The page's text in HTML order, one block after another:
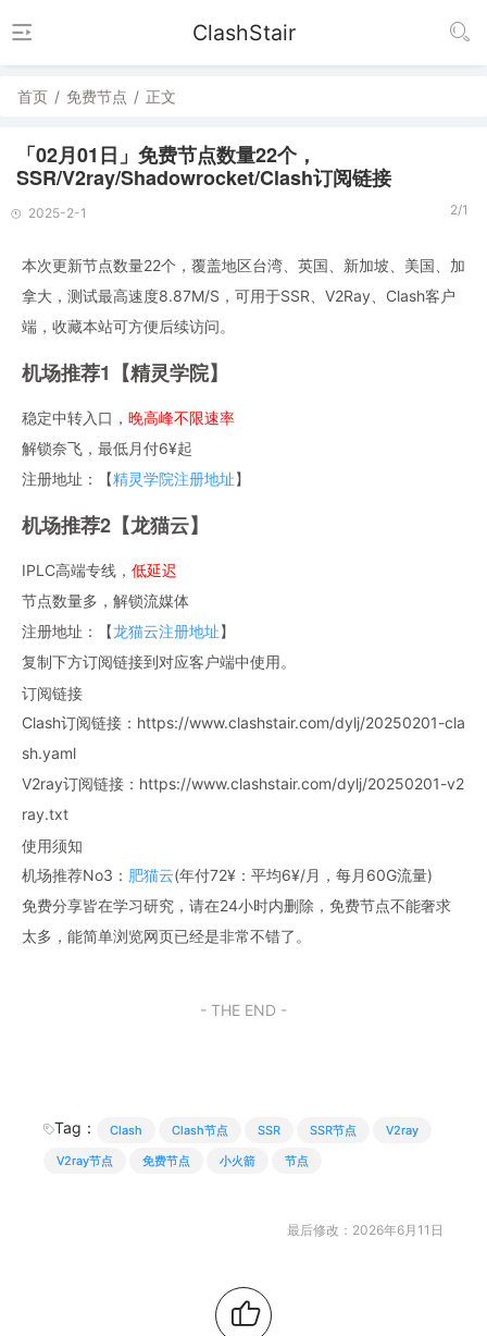
ClashStair
首页 / 免费节点 / 正文
「02月01日」免费节点数量22个，
SSR/V2ray/Shadowrocket/Clash订阅链接
2025-2-1 2/1
本次更新节点数量22个，覆盖地区台湾、英国、新加坡、美国、加
拿大，测试最高速度8.87M/S，可用于SSR、V2Ray、Clash客户
端，收藏本站可方便后续访问。
机场推荐1【精灵学院】
稳定中转入口， 晚高峰不限速率
解锁奈飞，最低月付6¥起
注册地址：【精灵学院注册地址】
机场推荐2【龙猫云】
IPLC高端专线， 低延迟
节点数量多，解锁流媒体
注册地址：【龙猫云注册地址】
复制下方订阅链接到对应客户端中使用。
订阅链接
Clash订阅链接：https://www.clashstair.com/dylj/20250201-cla
sh.yaml
V2ray订阅链接：https://www.clashstair.com/dylj/20250201-v2
ray.txt
使用须知
机场推荐No3： 肥猫云(年付72¥：平均6¥/月，每月60G流量)
免费分享皆在学习研究，请在24小时内删除，免费节点不能奢求
太多，能简单浏览网页已经是非常不错了。
- THE END -
Tag： Clash Clash节点 SSR SSR节点
V2ray
V2ray节点
免费节点 小火箭 节点
最后修改：2026年6月11日